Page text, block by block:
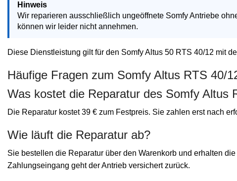
Hinweis
Wir reparieren ausschließlich ungeöffnete Somfy Antriebe
können wir leider nicht annehmen.
Diese Dienstleistung gilt für den Somfy Altus 50 RTS 40/12 mit
Häufige Fragen zum Somfy Altus RTS 40/
Was kostet die Reparatur des Somfy Altus
Die Reparatur kostet 39 € zum Festpreis. Sie zahlen erst nach
Wie läuft die Reparatur ab?
Sie bestellen die Reparatur über den Warenkorb und erhalten
Zahlungseingang geht der Antrieb versichert zurück.